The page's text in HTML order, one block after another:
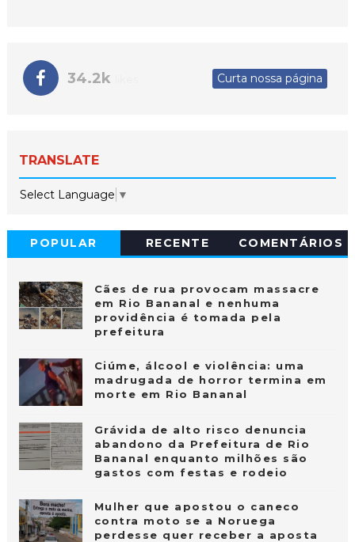
34.2k Curta nossa página
TRANSLATE
Select Language ▼
POPULAR RECENTE COMENTÁRIOS
Cães de rua provocam massacre
em Rio Bananal e nenhuma
providência é tomada pela
prefeitura
Ciúme, álcool e violência: uma
madrugada de horror termina em
morte em Rio Bananal
Grávida de alto risco denuncia
abandono da Prefeitura de Rio
Bananal enquanto milhões são
gastos com festas e rodeio
Mulher que apostou o caneco
contra moto se a Noruega
perdesse quer receber a aposta